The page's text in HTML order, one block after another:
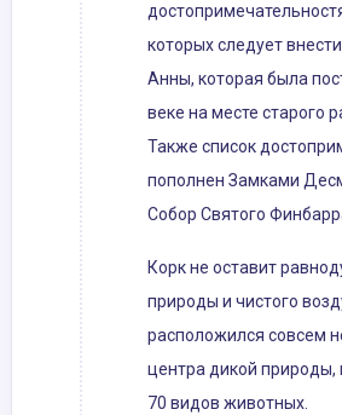
которых следует
Анны, которая была
веке на месте старого
Также список
пополнен Замками
Собор Святого
Корк не оставит
природы и чистого
расположился совсем
центра дикой
70 видов животных.